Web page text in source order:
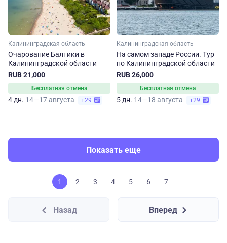
Калининградская область
Очарование Балтики в
Калининградской области
RUB 21,000
Бесплатная отмена
4 дн. 14—17 августа +29
Калининградская область
На самом западе России. Тур
по Калининградской области
RUB 26,000
Бесплатная отмена
5 дн. 14—18 августа +29
Показать еще
1 2 3 4 5 6 7
Назад Вперед